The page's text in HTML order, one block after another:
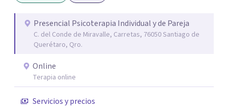
Presencial Psicoterapia Individual y de Pareja
C. del Conde de Miravalle, Carretas, 76050 Santiago de
Querétaro, Qro.
Online
Terapia online
Servicios y precios